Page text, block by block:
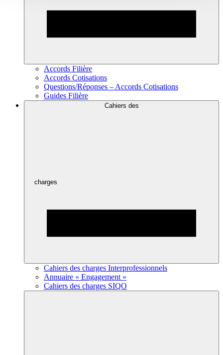
Accords Filière
Accords Cotisations
Questions/Réponses – Accords Cotisations
Guides Filière
Cahiers des
charges
Cahiers des charges Interprofessionnels
Annuaire « Engagement »
Cahiers des charges SIQO